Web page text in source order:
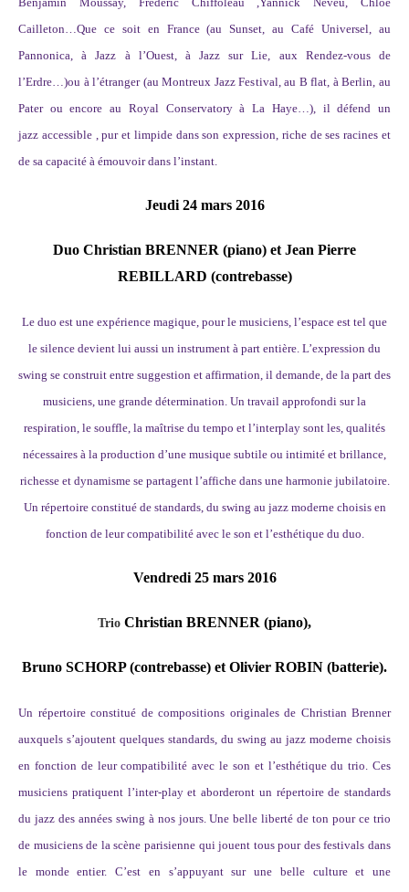
Cailleton…Que ce soit en France (au Sunset, au Café Universel, au
Pannonica, à Jazz à l’Ouest, à Jazz sur Lie, aux Rendez-vous de
l’Erdre…)ou à l’étranger (au Montreux Jazz Festival, au B flat, à Berlin, au
Pater ou encore au Royal Conservatory à La Haye…), il défend un
jazz accessible , pur et limpide dans son expression, riche de ses racines et
de sa capacité à émouvoir dans l’instant.
Jeudi 24 mars 2016
Duo Christian BRENNER (piano) et Jean Pierre
REBILLARD (contrebasse)
Le duo est une expérience magique, pour le musiciens, l’espace est tel que
le silence devient lui aussi un instrument à part entière. L’expression du
swing se construit entre suggestion et affirmation, il demande, de la part des
musiciens, une grande détermination. Un travail approfondi sur la
respiration, le souffle, la maîtrise du tempo et l’interplay sont les, qualités
nécessaires à la production d’une musique subtile ou intimité et brillance,
richesse et dynamisme se partagent l’affiche dans une harmonie jubilatoire.
Un répertoire constitué de standards, du swing au jazz moderne choisis en
fonction de leur compatibilité avec le son et l’esthétique du duo.
Vendredi 25 mars 2016
Trio Christian BRENNER (piano),
Bruno SCHORP (contrebasse) et Olivier ROBIN (batterie).
Un répertoire constitué de compositions originales de Christian Brenner
auxquels s’ajoutent quelques standards, du swing au jazz moderne choisis
en fonction de leur compatibilité avec le son et l’esthétique du trio. Ces
musiciens pratiquent l’inter-play et aborderont un répertoire de standards
du jazz des années swing à nos jours. Une belle liberté de ton pour ce trio
de musiciens de la scène parisienne qui jouent tous pour des festivals dans
le monde entier. C’est en s’appuyant sur une belle culture et une